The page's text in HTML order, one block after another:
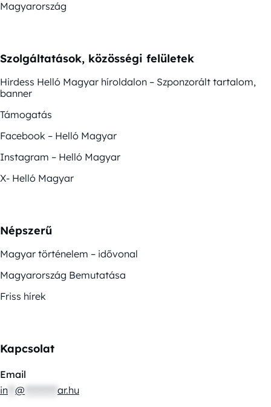
Magyarország
Szolgáltatások, közösségi felületek
Hirdess Helló Magyar híroldalon – Szponzorált tartalom,
banner
Támogatás
Facebook – Helló Magyar
Instagram – Helló Magyar
X- Helló Magyar
Népszerű
Magyar történelem – idővonal
Magyarország Bemutatása
Friss hírek
Kapcsolat
Email
in @ ar.hu